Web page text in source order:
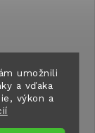
umožnili
a vďaka
výkon a